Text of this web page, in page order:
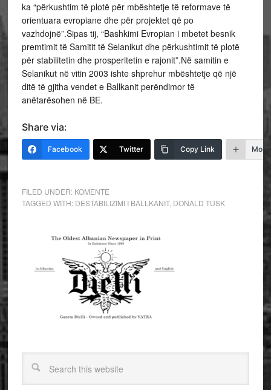
ka “përkushtim të plotë për mbështetje të reformave të
orientuara evropiane dhe për projektet që po
vazhdojnë”.Sipas tij, “Bashkimi Evropian i mbetet besnik
premtimit të Samitit të Selanikut dhe përkushtimit të plotë
për stabilitetin dhe prosperitetin e rajonit”.Në samitin e
Selanikut në vitin 2003 ishte shprehur mbështetje që një
ditë të gjitha vendet e Ballkanit perëndimor të
anëtarësohen në BE.
Share via:
Facebook Twitter Copy Link More
FILED UNDER: KOMENTE
TAGGED WITH: DESTABILIZIMI I BALLKANIT, DONALD TUSK